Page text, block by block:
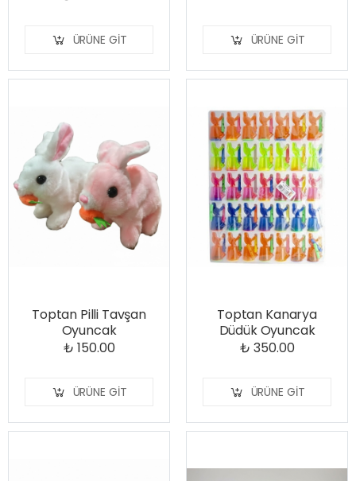
ÜRÜNE GIT ÜRÜNE GIT
Toptan Pilli Tavşan
Oyuncak
₺ 150.00
ÜRÜNE GIT
Toptan Kanarya
Düdük Oyuncak
₺ 350.00
ÜRÜNE GIT